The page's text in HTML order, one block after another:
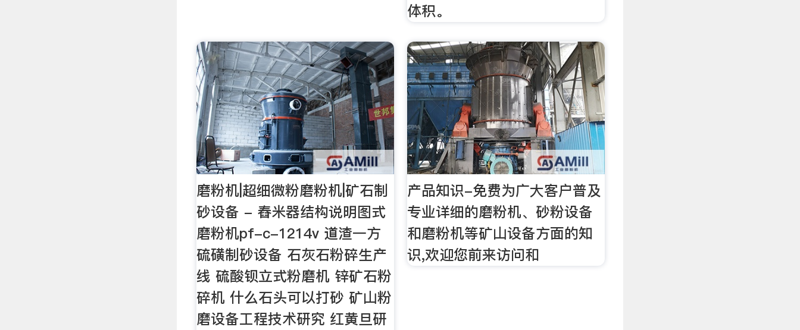
体积。
磨粉机|超细微粉磨粉机|矿石制
砂设备 - 舂米器结构说明图式
磨粉机pf-c-1214v 道渣一方
硫磺制砂设备 石灰石粉碎生产
线 硫酸钡立式粉磨机 锌矿石粉
碎机 什么石头可以打砂 矿山粉
磨设备工程技术研究 红黄旦研
产品知识-免费为广大客户普及
专业详细的磨粉机、砂粉设备
和磨粉机等矿山设备方面的知
识,欢迎您前来访问和